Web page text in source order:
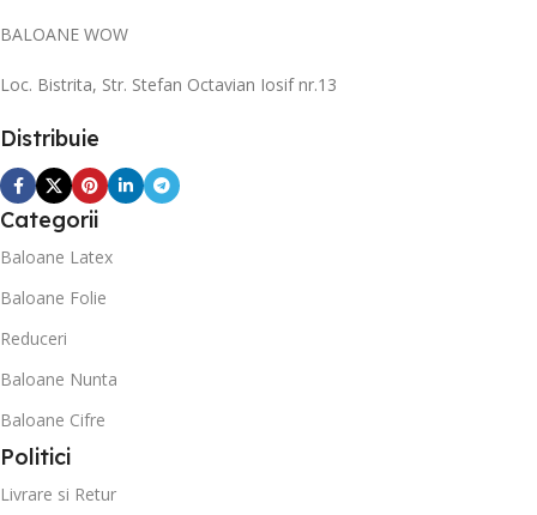
BALOANE WOW
Loc. Bistrita, Str. Stefan Octavian Iosif nr.13
Distribuie
Categorii
Baloane Latex
Baloane Folie
Reduceri
Baloane Nunta
Baloane Cifre
Politici
Livrare si Retur